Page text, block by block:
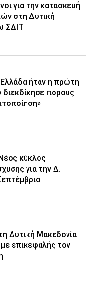
για την κατασκευή
στη Δυτική
ΣΔΙΤ
ήταν η πρώτη
πόρους
κύκλος
για την Δ.
Δυτική Μακεδονία
επικεφαλής τον